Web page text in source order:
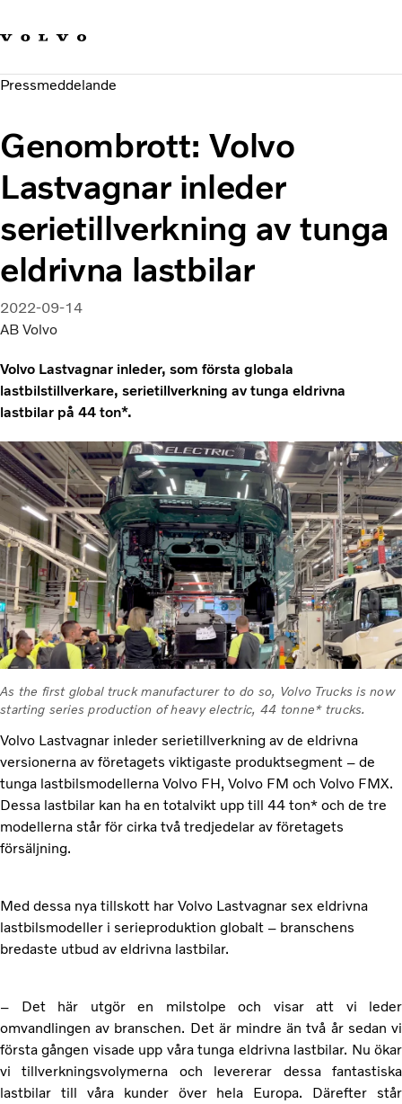
Hållbara transporter
Investerare
Pressmeddelande
Genombrott: Volvo
Lastvagnar inleder
serietillverkning av tunga
eldrivna lastbilar
2022-09-14
AB Volvo
Volvo Lastvagnar inleder, som första globala
lastbilstillverkare, serietillverkning av tunga eldrivna
lastbilar på 44 ton*.
As the first global truck manufacturer to do so, Volvo Trucks is now
starting series production of heavy electric, 44 tonne* trucks.
Volvo Lastvagnar inleder serietillverkning av de eldrivna
versionerna av företagets viktigaste produktsegment – de
tunga lastbilsmodellerna Volvo FH, Volvo FM och Volvo FMX.
Dessa lastbilar kan ha en totalvikt upp till 44 ton* och de tre
modellerna står för cirka två tredjedelar av företagets
försäljning.
Med dessa nya tillskott har Volvo Lastvagnar sex eldrivna
lastbilsmodeller i serieproduktion globalt – branschens
bredaste utbud av eldrivna lastbilar.
– Det här utgör en milstolpe och visar att vi leder
omvandlingen av branschen. Det är mindre än två år sedan vi
första gången visade upp våra tunga eldrivna lastbilar. Nu ökar
vi tillverkningsvolymerna och levererar dessa fantastiska
lastbilar till våra kunder över hela Europa. Därefter står